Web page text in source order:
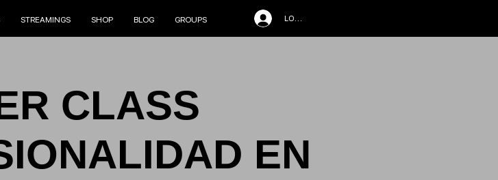
STREAMINGS SHOP BLOG GROUPS LOG IN
CLASS
EN